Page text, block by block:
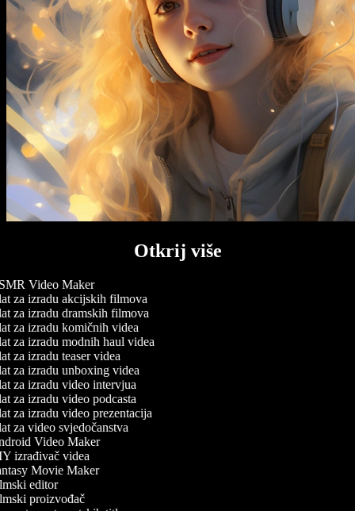
Otkrij više
Video Maker
za izradu akcijskih filmova
za izradu dramskih filmova
za izradu komičnih videa
za izradu modnih haul videa
za izradu teaser videa
za izradu unboxing videa
za izradu video intervjua
za izradu video podcasta
za izradu video prezentacija
za video svjedočanstva
Video Maker
izrađivač videa
Movie Maker
editor
proizvođač